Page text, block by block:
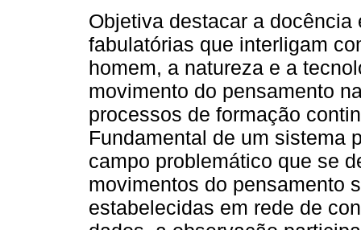
Objetiva destacar a
fabulatórias que interligam
homem, a natureza e a
movimento do pensamento
processos de formação
Fundamental de um sistema
campo problemático que se
movimentos do pensamento
estabelecidas em rede de